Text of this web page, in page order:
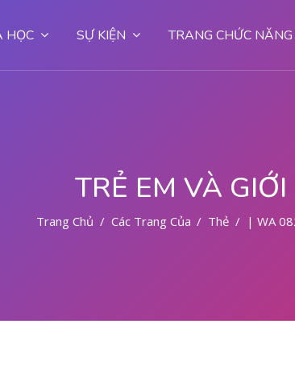
HỌC SỰ KIỆN TRANG CHỨC NĂNG
TRẺ EM VÀ GIỚI
Trang Chủ Các Trang Của Hệ Thống
Thẻ | WA